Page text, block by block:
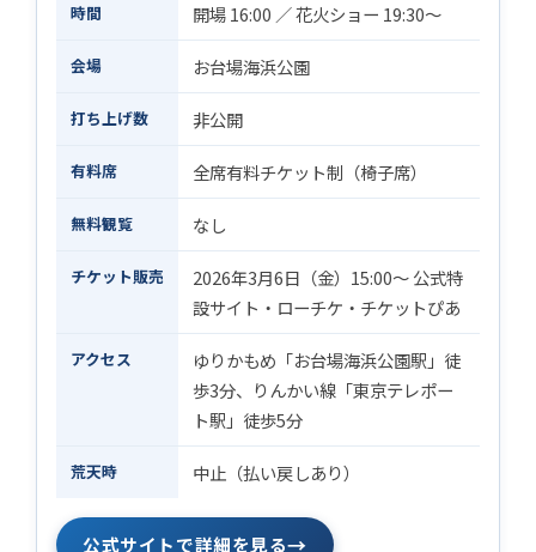
時間 開場 16:00 ／ 花火ショー 19:30〜
会場 お台場海浜公園
打ち上げ数 非公開
有料席 全席有料チケット制（椅子席）
無料観覧 なし
チケット販売
2026年3月6日（金）15:00〜 公式特
設サイト・ローチケ・チケットぴあ
アクセス
ゆりかもめ「お台場海浜公園駅」徒
歩3分、りんかい線「東京テレポー
ト駅」徒歩5分
荒天時 中止（払い戻しあり）
公式サイトで詳細を見る→